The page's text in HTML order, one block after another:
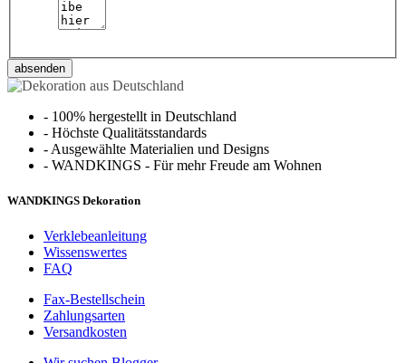
absenden
- 100% hergestellt in Deutschland
- Höchste Qualitätsstandards
- Ausgewählte Materialien und Designs
- WANDKINGS - Für mehr Freude am Wohnen
WANDKINGS Dekoration
Verklebeanleitung
Wissenswertes
FAQ
Fax-Bestellschein
Zahlungsarten
Versandkosten